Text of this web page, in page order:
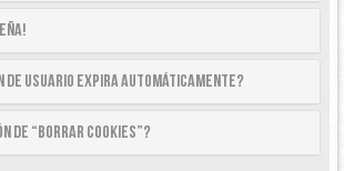
de usuario expira automáticamente?
de “Borrar cookies”?